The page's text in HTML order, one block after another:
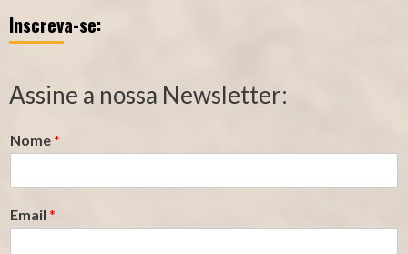
SeguradoContribuição
Inscreva-se:
Assine a nossa Newsletter:
Nome*
Email *